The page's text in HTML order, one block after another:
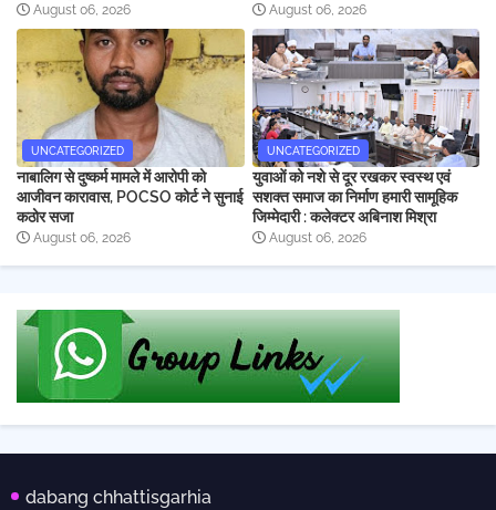
August 06, 2026 August 06, 2026
UNCATEGORIZED
नाबालिग से दुष्कर्म मामले में आरोपी को
आजीवन कारावास, POCSO कोर्ट ने सुनाई
कठोर सजा
August 06, 2026
UNCATEGORIZED
युवाओं को नशे से दूर रखकर स्वस्थ एवं
सशक्त समाज का निर्माण हमारी सामूहिक
जिम्मेदारी : कलेक्टर अबिनाश मिश्रा
August 06, 2026
dabang chhattisgarhia